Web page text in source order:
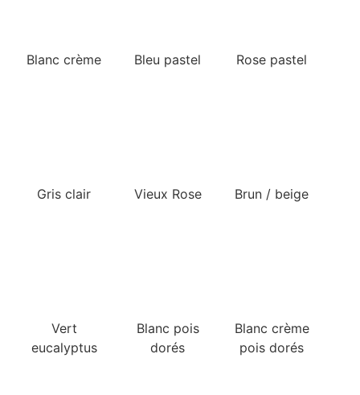
Blanc crème Bleu pastel Rose pastel
Gris clair Vieux Rose Brun / beige
Vert
eucalyptus
Blanc pois
dorés
Blanc crème
pois dorés